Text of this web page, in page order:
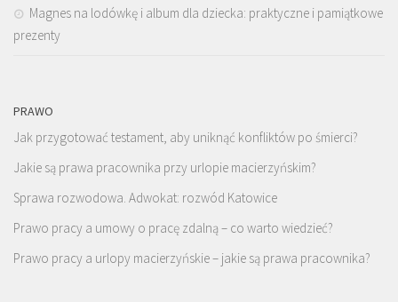
Magnes na lodówkę i album dla dziecka: praktyczne i pamiątkowe
prezenty
PRAWO
Jak przygotować testament, aby uniknąć konfliktów po śmierci?
Jakie są prawa pracownika przy urlopie macierzyńskim?
Sprawa rozwodowa. Adwokat: rozwód Katowice
Prawo pracy a umowy o pracę zdalną – co warto wiedzieć?
Prawo pracy a urlopy macierzyńskie – jakie są prawa pracownika?